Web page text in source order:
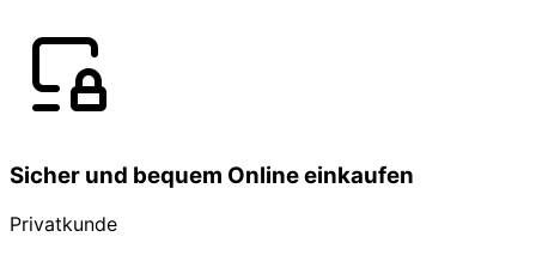
Sicher und bequem Online einkaufen
Privatkunde